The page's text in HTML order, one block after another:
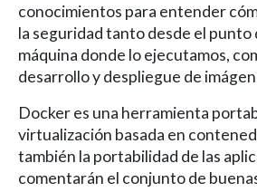
conocimientos para entender
la seguridad tanto desde el punto
máquina donde lo ejecutamos,
desarrollo y despliegue de
Docker es una herramienta
virtualización basada en
también la portabilidad de las
comentarán el conjunto de